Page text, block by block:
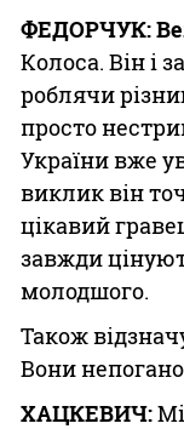
ФЕДОРЧУК:
Колоса. Він і
роблячи
просто
України вже
виклик він
цікавий
завжди
молодшого.
Також
Вони
ХАЦКЕВИЧ: